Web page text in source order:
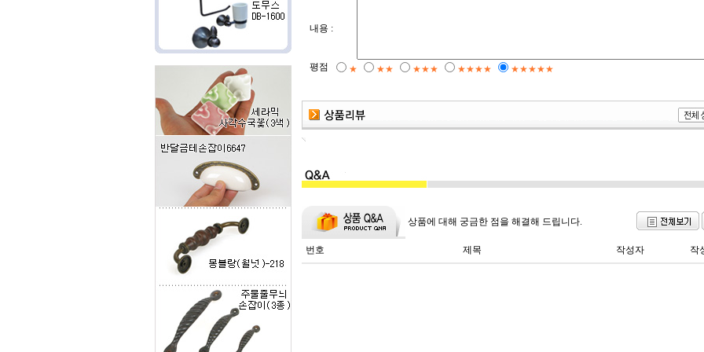
내용 :
평점 ★ ★★ ★★★ ★★★★ ★★★★★
상품에 대해 궁금한 점을 해결해 드립니다.
번호 제목 작성자 작